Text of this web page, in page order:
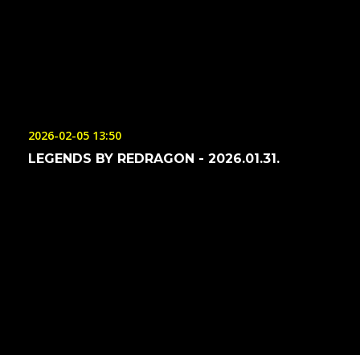
2026-02-05 13:50
LEGENDS BY REDRAGON - 2026.01.31.